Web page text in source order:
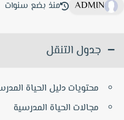
ADMIN منذ بضع سنوات
جدول التنقل
محتويات دليل الحياة المدرسية
مجالات الحياة المدرسية